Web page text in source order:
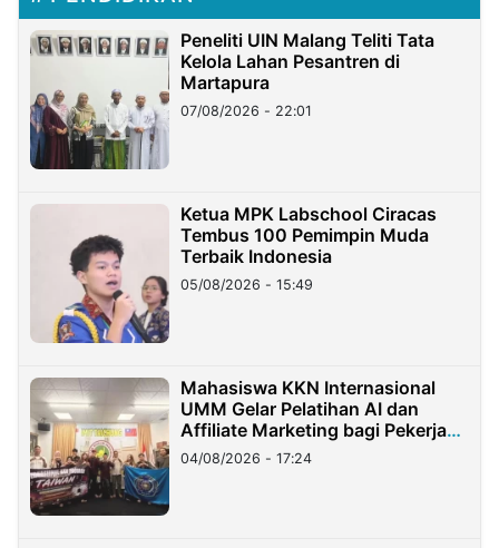
Peneliti UIN Malang Teliti Tata
Kelola Lahan Pesantren di
Martapura
07/08/2026 - 22:01
Ketua MPK Labschool Ciracas
Tembus 100 Pemimpin Muda
Terbaik Indonesia
05/08/2026 - 15:49
Mahasiswa KKN Internasional
UMM Gelar Pelatihan AI dan
Affiliate Marketing bagi Pekerja
Migran Indonesia di Taiwan
04/08/2026 - 17:24